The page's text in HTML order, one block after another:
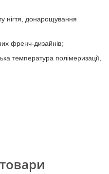
нігтя, донарощування
френч-дизайнів;
температура полімеризації,